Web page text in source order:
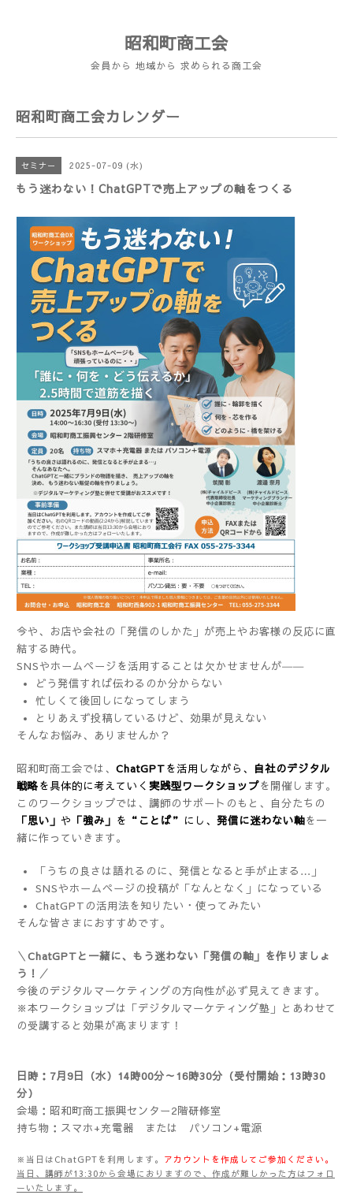
昭和町商工会
会員から 地域から 求められる商工会
昭和町商工会カレンダー
セミナー 2025-07-09 (水)
もう迷わない！ChatGPTで売上アップの軸をつくる
今や、お店や会社の「発信のしかた」が売上やお客様の反応に直
結する時代。
SNSやホームページを活用することは欠かせませんが――
どう発信すれば伝わるのか分からない
忙しくて後回しになってしまう
とりあえず投稿しているけど、効果が見えない
そんなお悩み、ありませんか？
昭和町商工会では、 ChatGPTを活用しながら、 自社のデジタル
戦略を具体的に考えていく 実践型ワークショップを開催します。
このワークショップでは、講師のサポートのもと、自分たちの
「思い」 や 「強み」 を “ことば” にし、 発信に迷わない軸を一
緒に作っていきます。
「うちの良さは語れるのに、発信となると手が止まる…」
SNSやホームページの投稿が「なんとなく」になっている
ChatGPTの活用法を知りたい・使ってみたい
そんな皆さまにおすすめです。
＼ChatGPTと一緒に、もう迷わない「発信の軸」を作りましょ
う！ ／
今後のデジタルマーケティングの方向性が必ず見えてきます。
※本ワークショップは「デジタルマーケティング塾」とあわせて
の受講すると効果が高まります！
日時：7月9日（水）14時00分～16時30分（受付開始：13時30
分）
会場：昭和町商工振興センター2階研修室
持ち物：スマホ+充電器 または パソコン+電源
※当日はChatGPTを利用します。 アカウントを作成してご参加ください。
当日、講師が13:30から会場におりますので、作成が難しかった方はフォロ
ーいたします。